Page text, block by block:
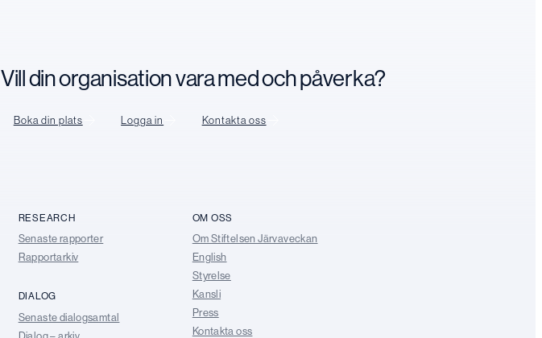
Vill din organisation vara med och påverka?
Boka din plats Logga in Kontakta oss
RESEARCH
Senaste rapporter
Rapportarkiv
DIALOG
Senaste dialogsamtal
Dialog – arkiv
OM OSS
Om Stiftelsen Järvaveckan
English
Styrelse
Kansli
Press
Kontakta oss